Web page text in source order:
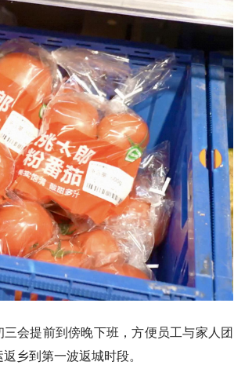
会提前到傍晚下班，方便员工与家人团
乡到第一波返城时段。